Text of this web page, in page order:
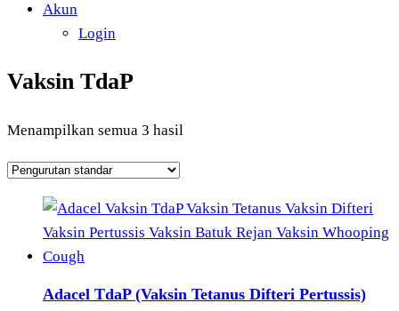
Akun
Login
Vaksin TdaP
Menampilkan semua 3 hasil
Adacel TdaP (Vaksin Tetanus Difteri Pertussis)